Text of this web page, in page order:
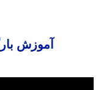
آموزش